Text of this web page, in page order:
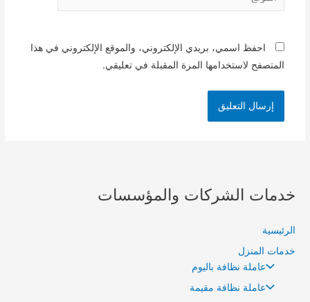
احفظ اسمي، بريدي الإلكتروني، والموقع الإلكتروني في هذا
المتصفح لاستخدامها المرة المقبلة في تعليقي.
خدمات الشركات والمؤسسات
الرئيسية
خدمات المنزل
عاملة نظافة باليوم
عاملة نظافة مقيمة